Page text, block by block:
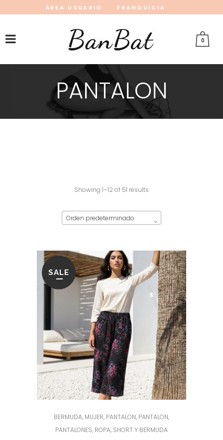
ÁREA USUARIO
FRANQUICIA
0
PANTALON
Showing 1–12 of 51 results
Orden predeterminado
SALE
BERMUDA, MUJER, PANTALON, PANTALON,
PANTALONES, ROPA, SHORT Y BERMUDA